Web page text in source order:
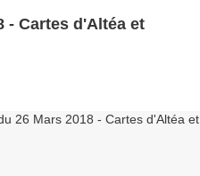
- Cartes d'Altéa et